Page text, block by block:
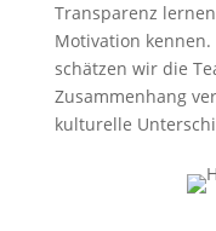
Transparenz
Motivation
schätzen wir die
Zusammenhang
kulturelle